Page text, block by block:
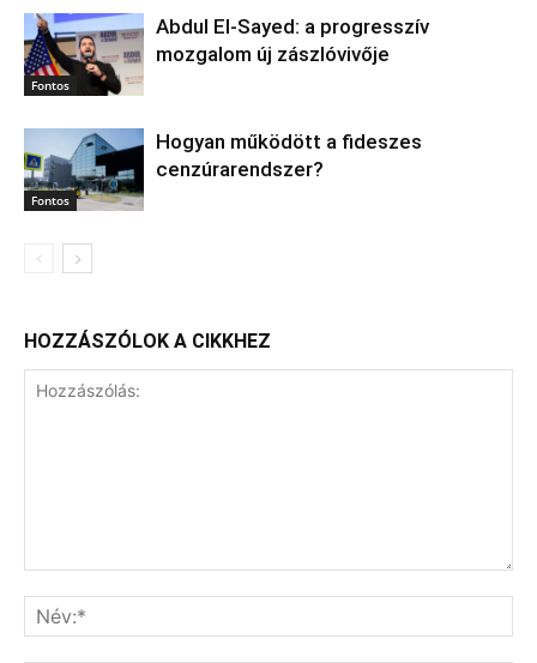
Fontos
Abdul El‑Sayed: a progresszív
mozgalom új zászlóvivője
Fontos
Hogyan működött a fideszes
cenzúrarendszer?
HOZZÁSZÓLOK A CIKKHEZ